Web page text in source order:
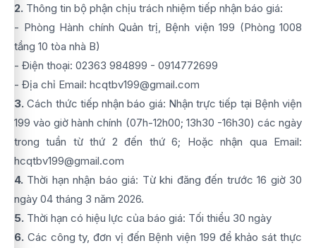
2. Thông tin bộ phận chịu trách nhiệm tiếp nhận báo giá:
- Phòng Hành chính Quản trị, Bệnh viện 199 (Phòng 1008
tầng 10 tòa nhà B)
- Điện thoại: 02363 984899 - 0914772699
- Địa chỉ Email: hcqtbv199@gmail.com
3. Cách thức tiếp nhận báo giá: Nhận trực tiếp tại Bệnh viện
199 vào giờ hành chính (07h-12h00; 13h30 -16h30) các ngày
trong tuần từ thứ 2 đến thứ 6; Hoặc nhận qua Email:
hcqtbv199@gmail.com
4. Thời hạn nhận báo giá: Từ khi đăng đến trước 16 giờ 30
ngày 04 tháng 3 năm 2026.
5. Thời hạn có hiệu lực của báo giá: Tối thiểu 30 ngày
6. Các công ty, đơn vị đến Bệnh viện 199 để khảo sát thực